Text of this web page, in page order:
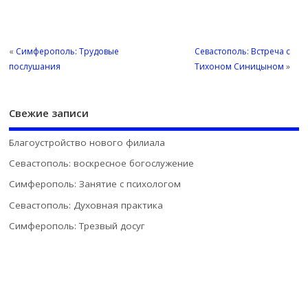
« Симферополь: Трудовые
послушания
Севастополь: Встреча с
Тихоном Синицыном »
Свежие записи
Благоустройство нового филиала
Севастополь: воскресное богослужение
Симферополь: Занятие с психологом
Севастополь: Духовная практика
Симферополь: Трезвый досуг